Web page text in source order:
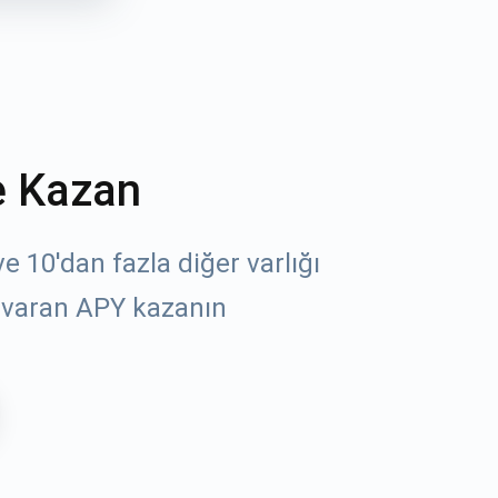
Kazan
10'dan fazla diğer varlığı
APY kazanın